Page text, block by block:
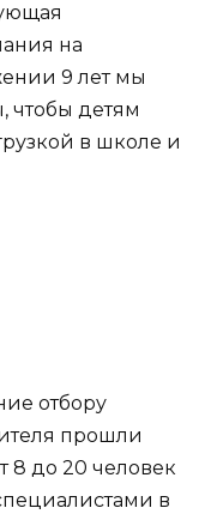
на
9 лет мы
чтобы детям
в школе и
отбору
прошли
8 до 20 человек
в